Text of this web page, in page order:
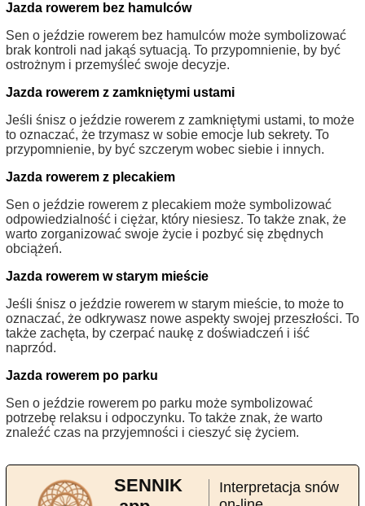
Jazda rowerem bez hamulców
Sen o jeździe rowerem bez hamulców może symbolizować
brak kontroli nad jakąś sytuacją. To przypomnienie, by być
ostrożnym i przemyśleć swoje decyzje.
Jazda rowerem z zamkniętymi ustami
Jeśli śnisz o jeździe rowerem z zamkniętymi ustami, to może
to oznaczać, że trzymasz w sobie emocje lub sekrety. To
przypomnienie, by być szczerym wobec siebie i innych.
Jazda rowerem z plecakiem
Sen o jeździe rowerem z plecakiem może symbolizować
odpowiedzialność i ciężar, który niesiesz. To także znak, że
warto zorganizować swoje życie i pozbyć się zbędnych
obciążeń.
Jazda rowerem w starym mieście
Jeśli śnisz o jeździe rowerem w starym mieście, to może to
oznaczać, że odkrywasz nowe aspekty swojej przeszłości. To
także zachęta, by czerpać naukę z doświadczeń i iść
naprzód.
Jazda rowerem po parku
Sen o jeździe rowerem po parku może symbolizować
potrzebę relaksu i odpoczynku. To także znak, że warto
znaleźć czas na przyjemności i cieszyć się życiem.
SENNIK
Interpretacja snów